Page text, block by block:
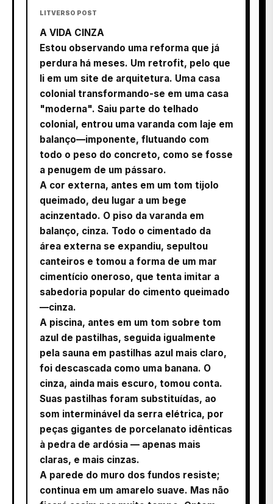
LITVERSO POST
A VIDA CINZA
Estou observando uma reforma que já
perdura há meses. Um retrofit, pelo que
li em um site de arquitetura. Uma casa
colonial transformando-se em uma casa
"moderna". Saiu parte do telhado
colonial, entrou uma varanda com laje em
balanço—imponente, flutuando com
todo o peso do concreto, como se fosse
a penugem de um pássaro.
A cor externa, antes em um tom tijolo
queimado, deu lugar a um bege
acinzentado. O piso da varanda em
balanço, cinza. Todo o cimentado da
área externa se expandiu, sepultou
canteiros e tomou a forma de um mar
cimentício oneroso, que tenta imitar a
sabedoria popular do cimento queimado
—cinza.
A piscina, antes em um tom sobre tom
azul de pastilhas, seguida igualmente
pela sauna em pastilhas azul mais claro,
foi descascada como uma banana. O
cinza, ainda mais escuro, tomou conta.
Suas pastilhas foram substituídas, ao
som interminável da serra elétrica, por
peças gigantes de porcelanato idênticas
à pedra de ardósia — apenas mais
claras, e mais cinzas.
A parede do muro dos fundos resiste;
continua em um amarelo suave. Mas não